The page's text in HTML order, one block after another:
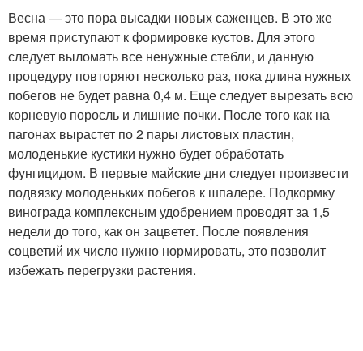
Весна — это пора высадки новых саженцев. В это же
время приступают к формировке кустов. Для этого
следует выломать все ненужные стебли, и данную
процедуру повторяют несколько раз, пока длина нужных
побегов не будет равна 0,4 м. Еще следует вырезать всю
корневую поросль и лишние почки. После того как на
пагонах вырастет по 2 пары листовых пластин,
молоденькие кустики нужно будет обработать
фунгицидом. В первые майские дни следует произвести
подвязку молоденьких побегов к шпалере. Подкормку
винограда комплексным удобрением проводят за 1,5
недели до того, как он зацветет. После появления
соцветий их число нужно нормировать, это позволит
избежать перегрузки растения.